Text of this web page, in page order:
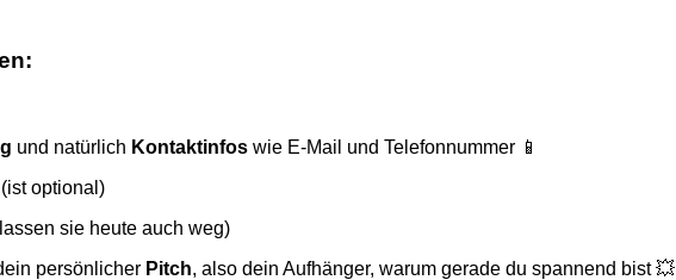
und natürlich Kontaktinfos wie E-Mail und Telefonnummer 📱
optional)
sie heute auch weg)
persönlicher Pitch, also dein Aufhänger, warum gerade du spannend bist 💥